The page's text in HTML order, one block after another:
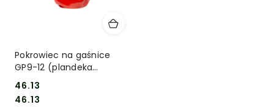
Pokrowiec na gaśnice
GP9-12 (plandeka
czerwona+guma)
Cena:
46.13
Cena:
46.13